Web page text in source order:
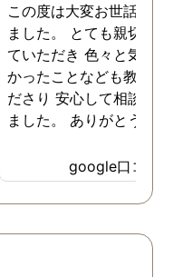
この度は大変お世話にな
ました。 とても親切に
ていただき 色々と気付
かったことなども教えて
ださり 安心して相談が
ました。 ありがとうご
google口コミ